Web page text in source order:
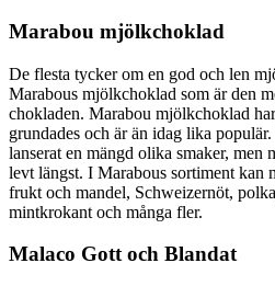
Marabou mjölkchoklad
De flesta tycker om en god och len
Marabous mjölkchoklad som är den
chokladen. Marabou mjölkchoklad
grundades och är än idag lika
lanserat en mängd olika smaker, men
levt längst. I Marabous sortiment kan
frukt och mandel, Schweizernöt,
mintkrokant och många fler.
Malaco Gott och Blandat